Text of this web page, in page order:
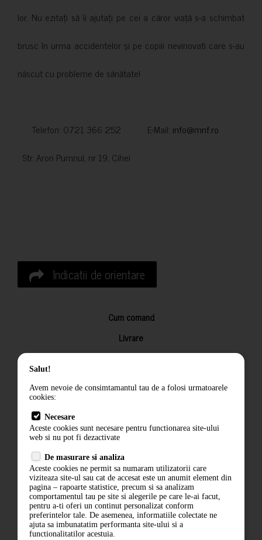
lor. Nu ezitați să îi ajutați pe cei a căror viață s-a schimbat
brusc în urma accidentelor și pe copiii nevinovati care s-au
născut cu probleme de sănătate!
Telefon: 0721 366 252 E-Mail: info@mnf.ro
Str. Aron Pumnul, nr 19, Cihei
Indicatii de orientare
Cum comand
Livrare
Returnarea produselor
Termeni si conditii
Politica de confidentialitate
ANPC
Salut!
Avem nevoie de consimtamantul tau de a folosi urmatoarele
cookies:
Necesare
Aceste cookies sunt necesare pentru functionarea site-ului
web si nu pot fi dezactivate
De masurare si analiza
Aceste cookies ne permit sa numaram utilizatorii care
viziteaza site-ul sau cat de accesat este un anumit element din
pagina – rapoarte statistice, precum si sa analizam
comportamentul tau pe site si alegerile pe care le-ai facut,
pentru a-ti oferi un continut personalizat conform
preferintelor tale. De asemenea, informatiile colectate ne
ajuta sa imbunatatim performanta site-ului si a
functionalitatilor acestuia.